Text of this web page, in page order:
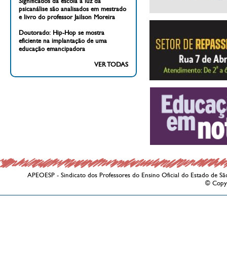
psicanálise são analisados em mestrado
e livro do professor Jailson Moreira
Doutorado: Hip-Hop se mostra
eficiente na implantação de uma
educação emancipadora
VER TODAS
APEOESP - Sindicato dos Professores do Ensino Oficial do Estado de
©